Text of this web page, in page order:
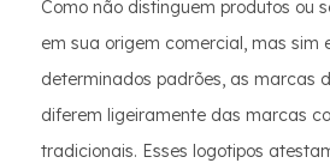
Como não distinguem produtos ou
em sua origem comercial, mas sim
determinados padrões, as marcas
diferem ligeiramente das marcas
tradicionais. Esses logotipos